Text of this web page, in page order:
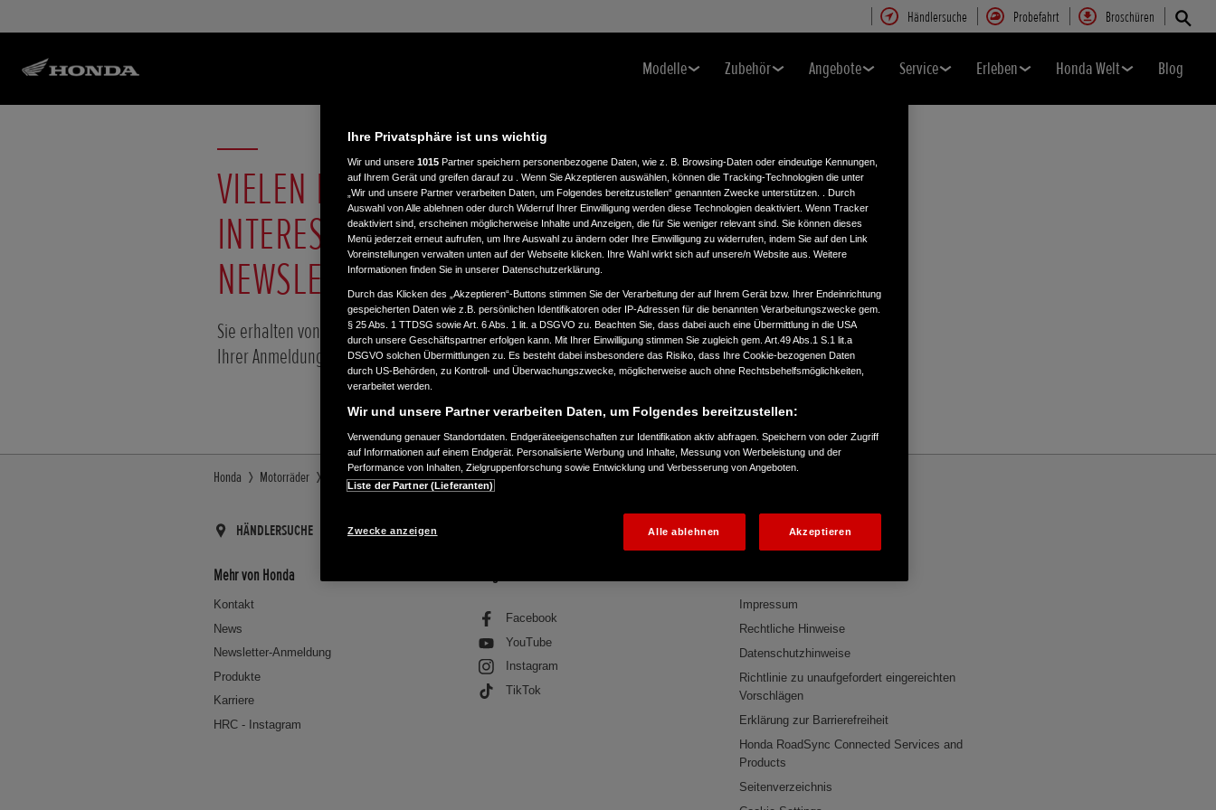
Händlersuche Probefahrt Broschüren
Modelle Zubehör Angebote Service Erleben Honda Welt Blog
VIELEN DANK FÜR IHR
INTERESSE AM HONDA
NEWSLETTER.
Sie erhalten von uns in Kürze eine E-Mail zur Aktivierung
Ihrer Anmeldung.
Honda Motorräder Honda Newsletter abonnieren Newsletter Newsletter abonnieren Vielen Dank
HÄNDLERSUCHE BROSCHÜREN
Mehr von Honda
Kontakt
News
Newsletter-Anmeldung
Produkte
Karriere
HRC - Instagram
Facebook
YouTube
Instagram
TikTok
Impressum
Rechtliche Hinweise
Datenschutzhinweise
Richtlinie zu unaufgefordert eingereichten
Vorschlägen
Erklärung zur Barrierefreiheit
Honda RoadSync Connected Services and
Products
Seitenverzeichnis
Ihre Privatsphäre ist uns wichtig
Wir und unsere 1015 Partner speichern personenbezogene Daten, wie z. B. Browsing-Daten oder eindeutige Kennungen,
auf Ihrem Gerät und greifen darauf zu . Wenn Sie Akzeptieren auswählen, können die Tracking-Technologien die unter
„Wir und unsere Partner verarbeiten Daten, um Folgendes bereitzustellen“ genannten Zwecke unterstützen. . Durch
Auswahl von Alle ablehnen oder durch Widerruf Ihrer Einwilligung werden diese Technologien deaktiviert. Wenn Tracker
deaktiviert sind, erscheinen möglicherweise Inhalte und Anzeigen, die für Sie weniger relevant sind. Sie können dieses
Menü jederzeit erneut aufrufen, um Ihre Auswahl zu ändern oder Ihre Einwilligung zu widerrufen, indem Sie auf den Link
Voreinstellungen verwalten unten auf der Webseite klicken. Ihre Wahl wirkt sich auf unsere/n Website aus. Weitere
Informationen finden Sie in unserer Datenschutzerklärung.
Durch das Klicken des „Akzeptieren“-Buttons stimmen Sie der Verarbeitung der auf Ihrem Gerät bzw. Ihrer Endeinrichtung
gespeicherten Daten wie z.B. persönlichen Identifikatoren oder IP-Adressen für die benannten Verarbeitungszwecke gem.
§ 25 Abs. 1 TTDSG sowie Art. 6 Abs. 1 lit. a DSGVO zu. Beachten Sie, dass dabei auch eine Übermittlung in die USA
durch unsere Geschäftspartner erfolgen kann. Mit Ihrer Einwilligung stimmen Sie zugleich gem. Art.49 Abs.1 S.1 lit.a
DSGVO solchen Übermittlungen zu. Es besteht dabei insbesondere das Risiko, dass Ihre Cookie-bezogenen Daten
durch US-Behörden, zu Kontroll- und Überwachungszwecke, möglicherweise auch ohne Rechtsbehelfsmöglichkeiten,
verarbeitet werden.
Wir und unsere Partner verarbeiten Daten, um Folgendes bereitzustellen:
Verwendung genauer Standortdaten. Endgeräteeigenschaften zur Identifikation aktiv abfragen. Speichern von oder Zugriff
auf Informationen auf einem Endgerät. Personalisierte Werbung und Inhalte, Messung von Werbeleistung und der
Performance von Inhalten, Zielgruppenforschung sowie Entwicklung und Verbesserung von Angeboten.
Liste der Partner (Lieferanten)
Zwecke anzeigen Alle ablehnen Akzeptieren